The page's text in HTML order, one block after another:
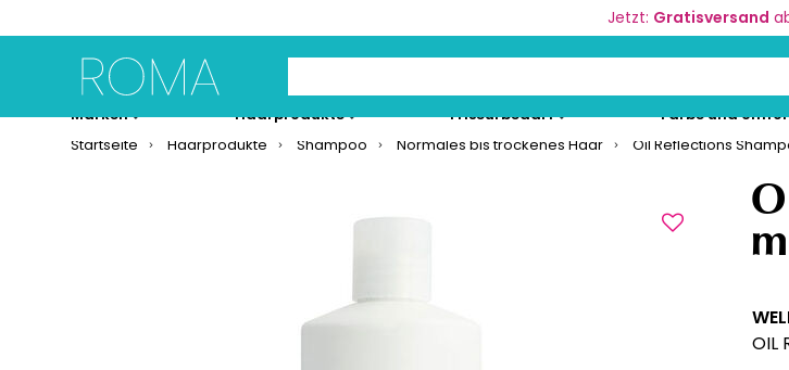
Jetzt: Gratisversand
Marken Haarprodukte Friseurbedarf Farbe und
Startseite Haarprodukte Shampoo Normales bis trockenes Haar Oil Reflections
OIL